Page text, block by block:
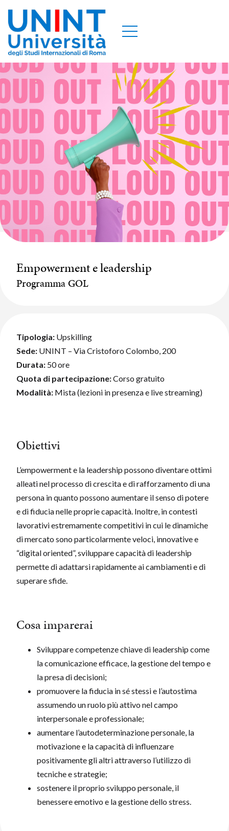
Empowerment e leadership
Programma GOL
Tipologia: Upskilling
Sede: UNINT – Via Cristoforo Colombo, 200
Durata: 50 ore
Quota di partecipazione:Corso gratuito
Modalità: Mista (lezioni in presenza e live streaming)
Obiettivi
L’empowerment e la leadership possono diventare ottimi
alleati nel processo di crescita e di rafforzamento di una
persona in quanto possono aumentare il senso di potere
e di fiducia nelle proprie capacità. Inoltre, in contesti
lavorativi estremamente competitivi in cui le dinamiche
di mercato sono particolarmente veloci, innovative e
“digital oriented”, sviluppare capacità di leadership
permette di adattarsi rapidamente ai cambiamenti e di
superare sfide.
Cosa imparerai
Sviluppare competenze chiave di leadership come
la comunicazione efficace, la gestione del tempo e
la presa di decisioni;
promuovere la fiducia in sé stessi e l’autostima
assumendo un ruolo più attivo nel campo
interpersonale e professionale;
aumentare l’autodeterminazione personale, la
motivazione e la capacità di influenzare
positivamente gli altri attraverso l’utilizzo di
tecniche e strategie;
sostenere il proprio sviluppo personale, il
benessere emotivo e la gestione dello stress.